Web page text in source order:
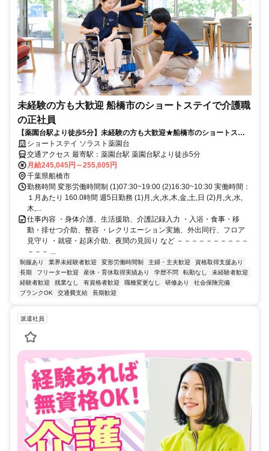
未経験の方も大歓迎 船橋市のショートステイで介護職
の正社員
【薬園台駅より徒歩5分】未経験の方も大歓迎★船橋市のショートステ
イで介護職の正社員募集
ショートステイ ソラスト薬園台
交通アクセス 最寄駅：薬園台駅 薬園台駅より徒歩5分
月給245,045円～255,605円
千葉県船橋市
勤務時間 変形労働時間制 (1)07:30~19:00 (2)16:30~10:30 実働時間：
１月あたり 160.0時間 週5日勤務 (1)月,火,水,木,金,土,日 (2)月,火,水,
木,...
仕事内容 ・身体介護、生活援助、介護記録入力 ・入浴・食事・移
動・排せつ介助、整容 ・レクリエーション実施、外出同行、フロア
見守り ・就寝・起床介助、夜間の見回り など －－－－－－－－－－
－－－ ...
制服あり 業界未経験者歓迎 変形労働時間制 主婦・主夫歓迎
資格取得支援あり
長期
フリーター歓迎 産休・育休取得実績あり 学歴不問 転勤なし
未経験者歓迎
経験者歓迎
残業なし 有資格者歓迎 職種変更なし 研修あり
社会保険完備
ブランクOK
交通費支給 長期歓迎
派遣社員